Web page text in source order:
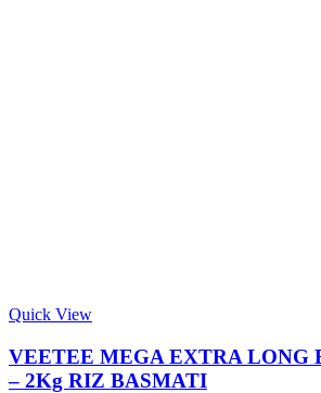
Quick View
VEETEE MEGA EXTRA LONG
– 2Kg RIZ BASMATI